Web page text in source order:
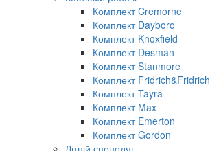
Комплект Cremorne
Комплект Dayboro
Комплект Knoxfield
Комплект Desman
Комплект Stanmore
Комплект Fridrich&Fridrich
Комплект Tayra
Комплект Max
Комплект Emerton
Комплект Gordon